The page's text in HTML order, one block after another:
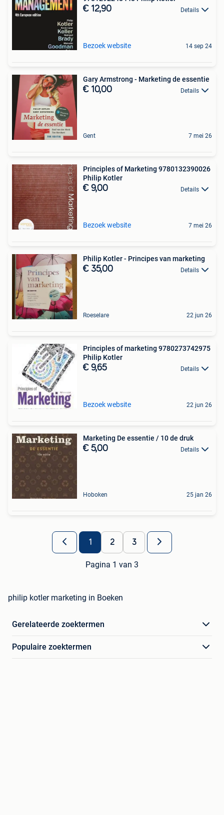
€ 12,90 Details
Bezoek website 14 sep 24
Gary Armstrong - Marketing de essentie
€ 10,00 Details
Gent 7 mei 26
Principles of Marketing 9780132390026
Philip Kotler
€ 9,00 Details
Bezoek website 7 mei 26
Philip Kotler - Principes van marketing
€ 35,00 Details
Roeselare 22 jun 26
Principles of marketing 9780273742975
Philip Kotler
€ 9,65 Details
Bezoek website 22 jun 26
Marketing De essentie / 10 de druk
€ 5,00 Details
Hoboken 25 jan 26
1 2 3
Pagina 1 van 3
philip kotler marketing in Boeken
Gerelateerde zoektermen
Populaire zoektermen